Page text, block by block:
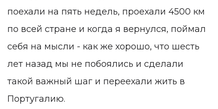
поехали на пять недель, проехали 4500 км
по всей стране и когда я вернулся, поймал
себя на мысли - как же хорошо, что шесть
лет назад мы не побоялись и сделали
такой важный шаг и переехали жить в
Португалию.